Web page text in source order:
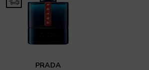
PRADA